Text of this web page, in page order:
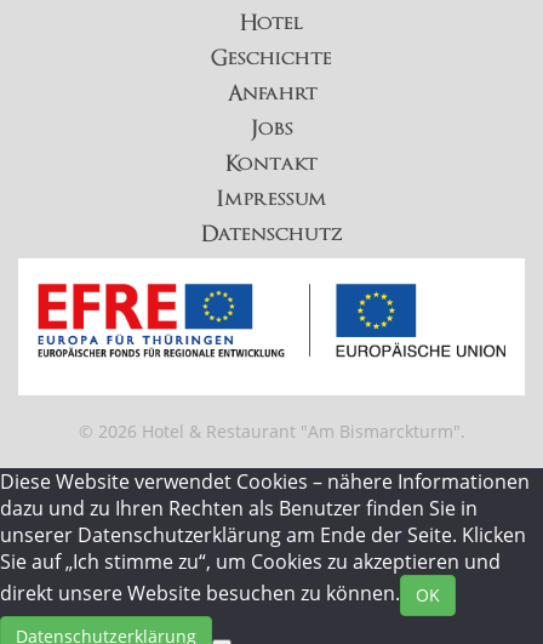
Hotel
Geschichte
Anfahrt
Jobs
Kontakt
Impressum
Datenschutz
© 2026 Hotel & Restaurant "Am Bismarckturm".
Diese Website verwendet Cookies – nähere Informationen
dazu und zu Ihren Rechten als Benutzer finden Sie in
unserer Datenschutzerklärung am Ende der Seite. Klicken
Sie auf „Ich stimme zu“, um Cookies zu akzeptieren und
direkt unsere Website besuchen zu können.
OK
Datenschutzerklärung